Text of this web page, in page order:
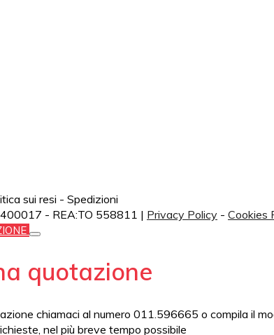
sui resi - Spedizioni
- REA:TO 558811 | Privacy Policy - Cookies
quotazione
chiamaci al numero 011.596665 o compila il
nel più breve tempo possibile